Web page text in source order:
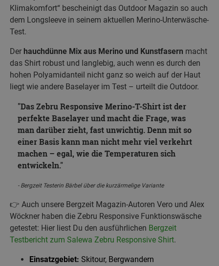
Klimakomfort“ bescheinigt das Outdoor Magazin so auch
dem Longsleeve in seinem aktuellen Merino-Unterwäsche-
Test.
Der hauchdünne Mix aus Merino und Kunstfasern macht
das Shirt robust und langlebig, auch wenn es durch den
hohen Polyamidanteil nicht ganz so weich auf der Haut
liegt wie andere Baselayer im Test – urteilt die Outdoor.
Das Zebru Responsive Merino-T-Shirt ist der
perfekte Baselayer und macht die Frage, was
man darüber zieht, fast unwichtig. Denn mit so
einer Basis kann man nicht mehr viel verkehrt
machen – egal, wie die Temperaturen sich
entwickeln.
Bergzeit Testerin Bärbel über die kurzärmelige Variante
👉 Auch unsere Bergzeit Magazin-Autoren Vero und Alex
Wöckner haben die Zebru Responsive Funktionswäsche
getestet: Hier liest Du den ausführlichen Bergzeit
Testbericht zum Salewa Zebru Responsive Shirt.
Einsatzgebiet: Skitour, Bergwandern